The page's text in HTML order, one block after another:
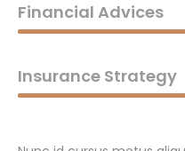
Financial Advices
Insurance Strategy